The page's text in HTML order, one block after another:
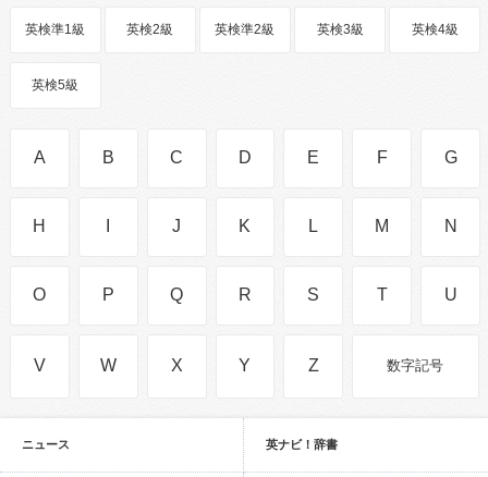
英検準1級 英検2級 英検準2級 英検3級 英検4級
英検5級
A B C D E F G
H J K L M N
O P Q R S T U
V W X Y Z 数字記号
ニュース 英ナビ！辞書